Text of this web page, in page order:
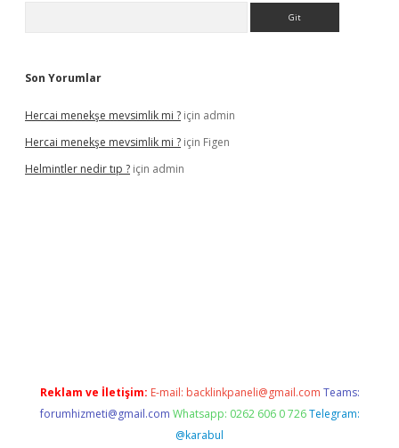
Son Yorumlar
Hercai menekşe mevsimlik mi ? için admin
Hercai menekşe mevsimlik mi ? için Figen
Helmintler nedir tıp ? için admin
Reklam ve İletişim: E-mail: backlinkpaneli@gmail.com Teams:
forumhizmeti@gmail.com Whatsapp: 0262 606 0 726 Telegram:
@karabul